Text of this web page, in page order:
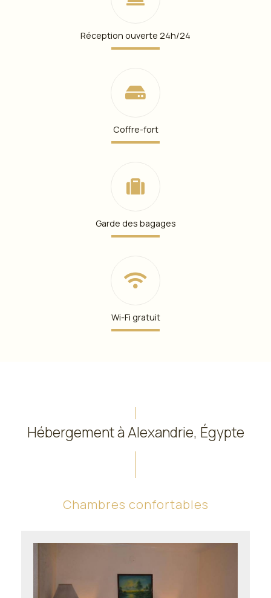
Réception ouverte 24h/24
Coffre-fort
Garde des bagages
Wi-Fi gratuit
Hébergement à Alexandrie, Égypte
Chambres confortables